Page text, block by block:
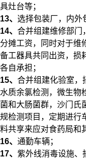
具灶台等；
13、 选择包装厂，内外
14、 合并组建维修部门
分摊工资，同时对于维
备工器具共同出资，损
各自承担；
15、 合并组建化验室，
水质余氯检测，微生物
菌和大肠菌群，沙门氏
规检测项目，定期进行
料共享来应对食药局和
16、 通勤车辆；
17、 紫外线消毒设施、